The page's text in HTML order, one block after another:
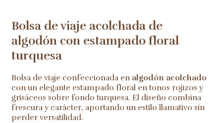
Bolsa de viaje acolchada de
algodón con estampado floral
turquesa
Bolsa de viaje confeccionada en algodón acolchado
con un elegante estampado floral en tonos rojizos y
grisáceos sobre fondo turquesa. El diseño combina
frescura y carácter, aportando un estilo llamativo sin
perder versatilidad.